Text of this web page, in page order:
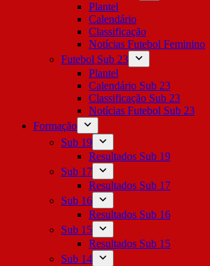
Plantel
Calendário
Classificação
Notícias Futebol Feminino
Futebol Sub 23
Plantel
Calendário Sub 23
Classificação Sub 23
Notícias Futebol Sub 23
Formação
Sub 19
Resultados Sub 19
Sub 17
Resultados Sub 17
Sub 16
Resultados Sub 16
Sub 15
Resultados Sub 15
Sub 14